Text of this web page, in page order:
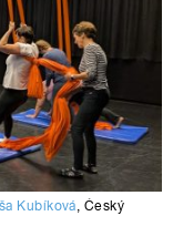
Kubíková Český